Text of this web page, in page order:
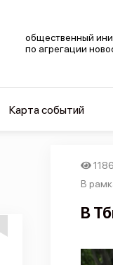
общественный
по агрегации
Карта событий
В
В